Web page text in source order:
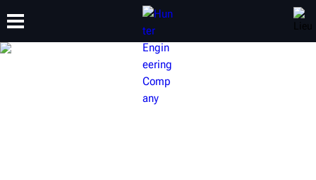
FORMATION